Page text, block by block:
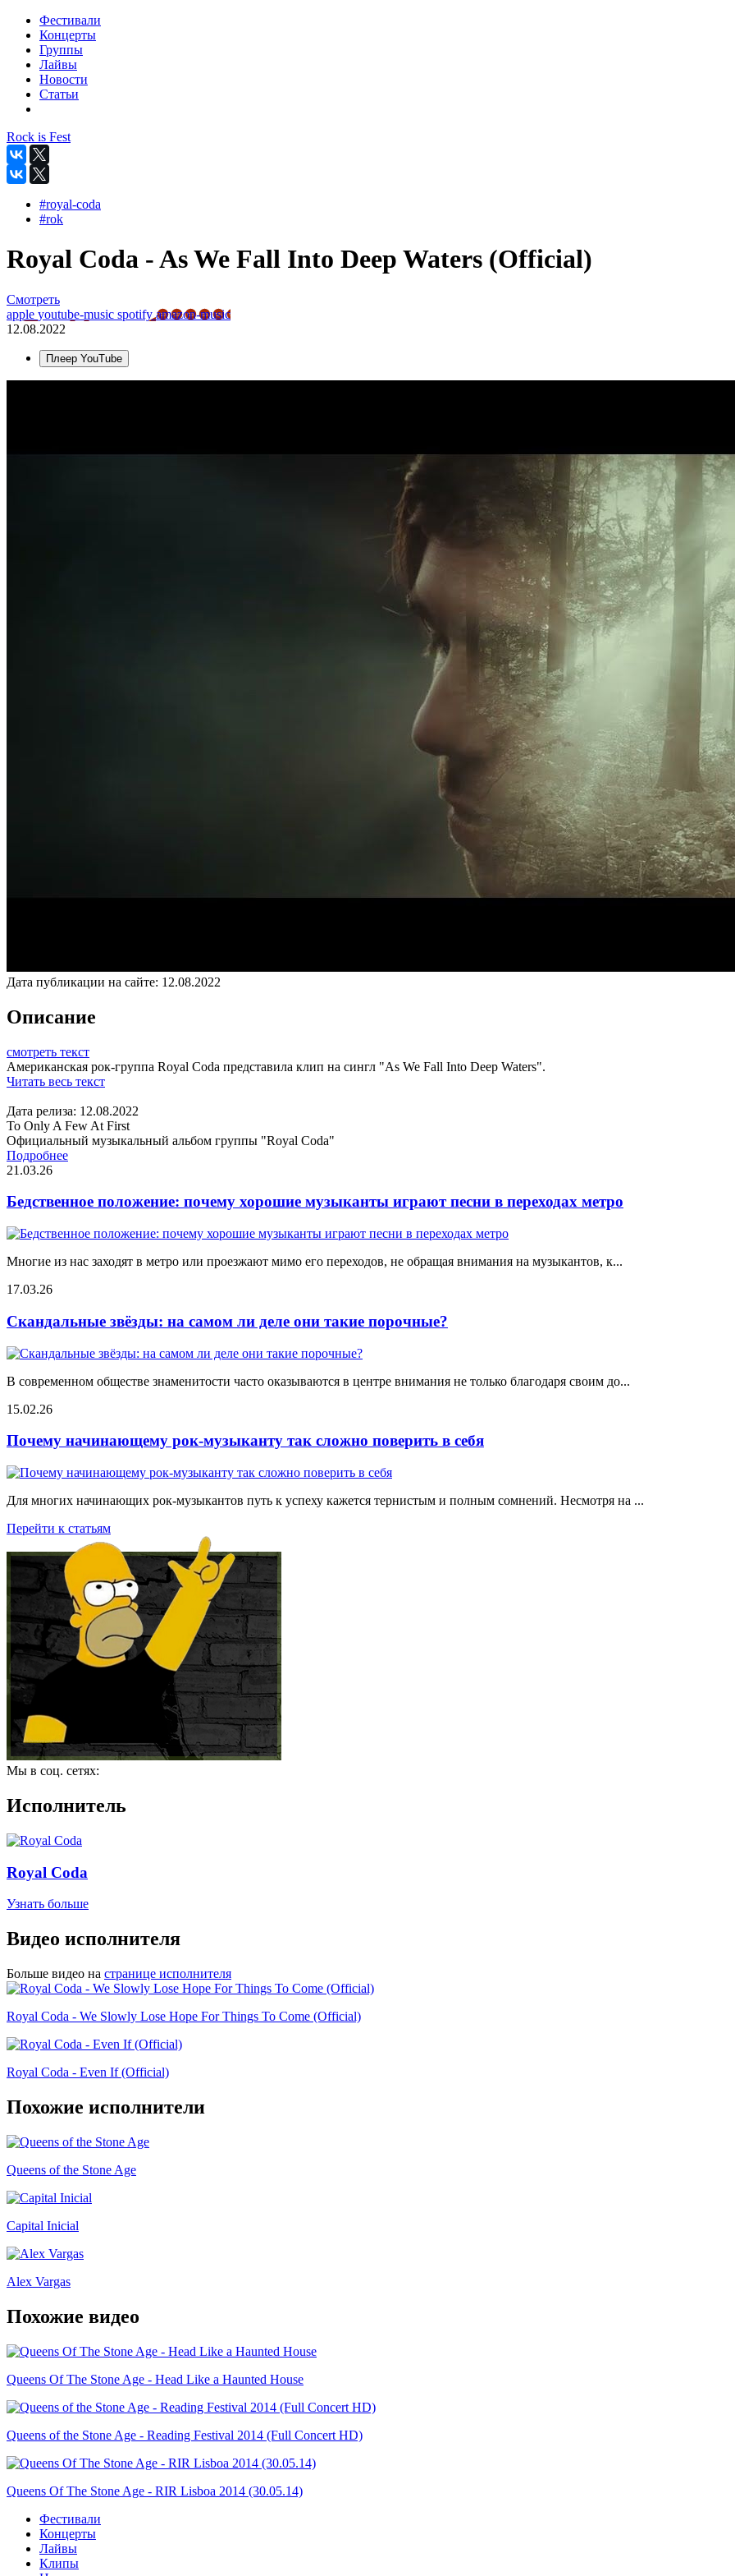
Фестивали
Концерты
Группы
Лайвы
Новости
Статьи
Rock is Fest
#royal-coda
#rok
Royal Coda - As We Fall Into Deep Waters (Official)
Смотреть
apple youtube-music spotifyamazon-music
12.08.2022
Плеер YouTube
Дата публикации на сайте: 12.08.2022
Описание
смотреть текст
Американская рок-группа Royal Coda представила клип на сингл "As We Fall Into Deep Waters".
Читать весь текст
Дата релиза: 12.08.2022
To Only A Few At First
Официальный музыкальный альбом группы "Royal Coda"
Подробнее
21.03.26
Бедственное положение: почему хорошие музыканты играют песни в переходах метро
Многие из нас заходят в метро или проезжают мимо его переходов, не обращая внимания на музыкантов, к...
17.03.26
Скандальные звёзды: на самом ли деле они такие порочные?
В современном обществе знаменитости часто оказываются в центре внимания не только благодаря своим до...
15.02.26
Почему начинающему рок-музыканту так сложно поверить в себя
Для многих начинающих рок-музыкантов путь к успеху кажется тернистым и полным сомнений. Несмотря на ...
Перейти к статьям
Мы в соц. сетях:
Исполнитель
Royal Coda
Узнать больше
Видео исполнителя
Больше видео на странице исполнителя
Royal Coda - We Slowly Lose Hope For Things To Come (Official)
Royal Coda - Even If (Official)
Похожие исполнители
Queens of the Stone Age
Capital Inicial
Alex Vargas
Похожие видео
Queens Of The Stone Age - Head Like a Haunted House
Queens of the Stone Age - Reading Festival 2014 (Full Concert HD)
Queens Of The Stone Age - RIR Lisboa 2014 (30.05.14)
Фестивали
Концерты
Лайвы
Клипы